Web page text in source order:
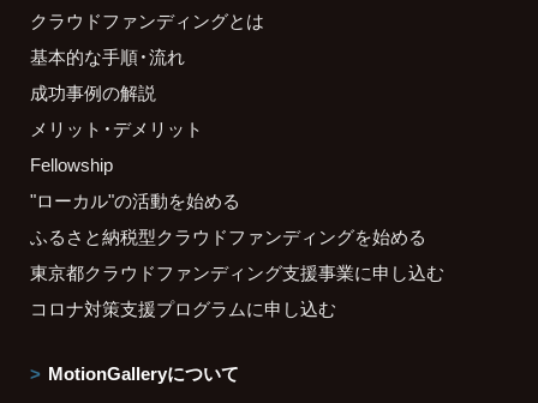
クラウドファンディングとは
基本的な手順・流れ
成功事例の解説
メリット・デメリット
Fellowship
"ローカル"の活動を始める
ふるさと納税型クラウドファンディングを始める
東京都クラウドファンディング支援事業に申し込む
コロナ対策支援プログラムに申し込む
MotionGalleryについて